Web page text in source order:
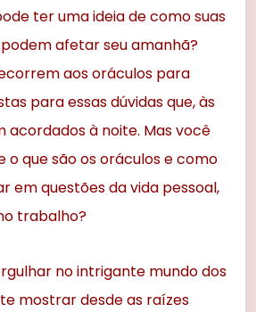
ter uma ideia de como suas
afetar seu amanhã?
aos oráculos para
para essas dúvidas que, às
acordados à noite. Mas você
o que são os oráculos e como
em questões da vida pessoal,
trabalho?
no intrigante mundo dos
mostrar desde as raízes